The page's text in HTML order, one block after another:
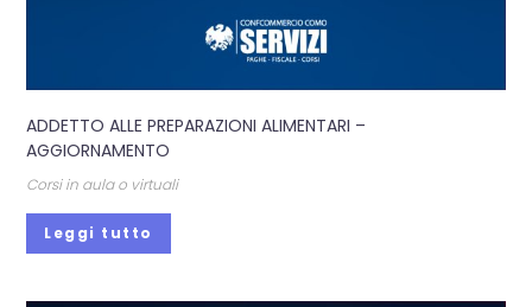
ADDETTO ALLE PREPARAZIONI ALIMENTARI –
AGGIORNAMENTO
Corsi in aula o virtuali
Leggi tutto